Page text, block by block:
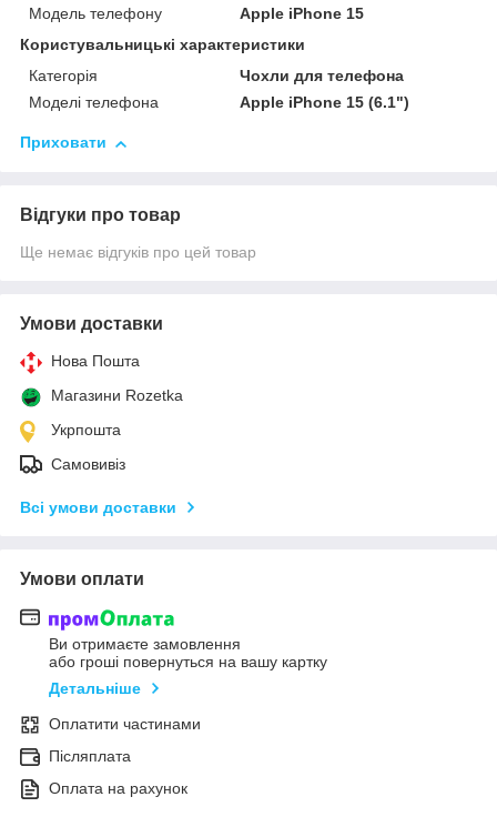
Модель телефону
Apple iPhone 15
Користувальницькі характеристики
Категорія
Чохли для телефона
Моделі телефона
Apple iPhone 15 (6.1")
Приховати
Відгуки про товар
Ще немає відгуків про цей товар
Умови доставки
Нова Пошта
Магазини Rozetka
Укрпошта
Самовивіз
Всі умови доставки
Умови оплати
Ви отримаєте замовлення
або гроші повернуться на вашу картку
Детальніше
Оплатити частинами
Післяплата
Оплата на рахунок